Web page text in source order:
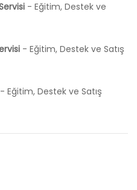
- Eğitim, Destek ve
- Eğitim, Destek ve Satış
- Eğitim, Destek ve Satış